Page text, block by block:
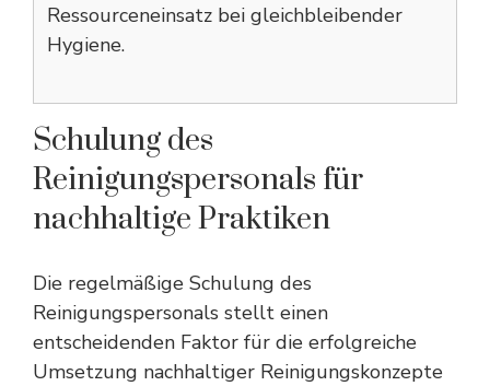
Ressourceneinsatz bei gleichbleibender
Hygiene.
Schulung des
Reinigungspersonals für
nachhaltige Praktiken
Die regelmäßige Schulung des
Reinigungspersonals stellt einen
entscheidenden Faktor für die erfolgreiche
Umsetzung nachhaltiger Reinigungskonzepte